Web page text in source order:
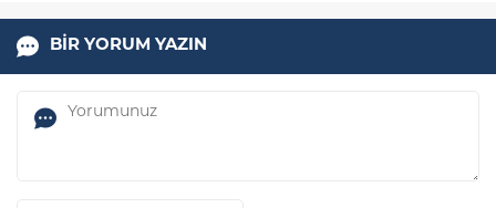
BİR YORUM YAZIN